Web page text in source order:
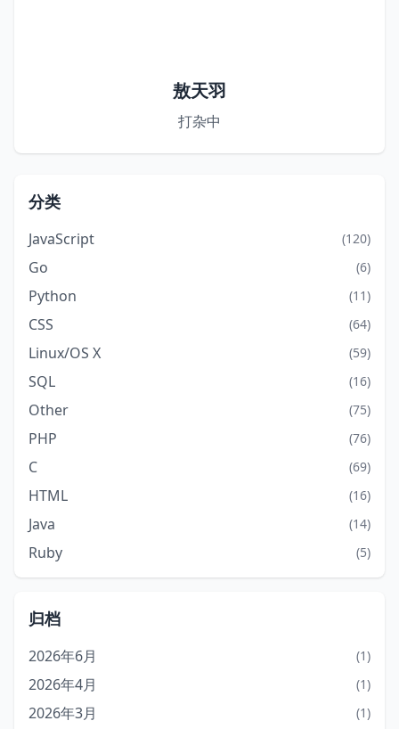
敖天羽
打杂中
分类
JavaScript (120)
Go (6)
Python (11)
CSS (64)
Linux/OS X (59)
SQL (16)
Other (75)
PHP (76)
C (69)
HTML (16)
Java (14)
Ruby (5)
归档
2026年6月 (1)
2026年4月 (1)
2026年3月 (1)